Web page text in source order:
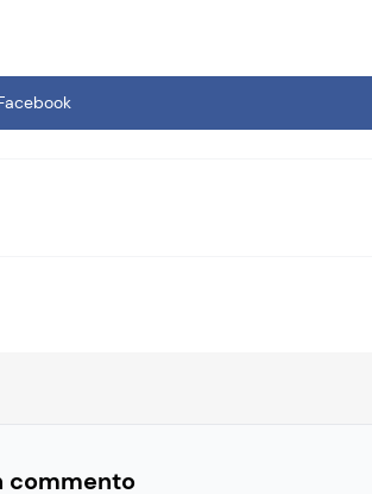
commento